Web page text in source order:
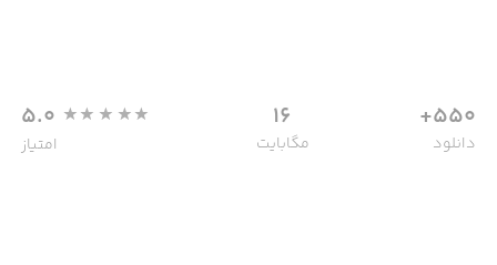
550+
دانلود
16
مگابایت
5.0
امتیاز